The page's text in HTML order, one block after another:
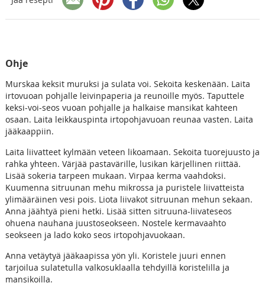
Ohje
Murskaa keksit muruksi ja sulata voi. Sekoita keskenään. Laita
irtovuoan pohjalle leivinpaperia ja reunoille myös. Taputtele
keksi-voi-seos vuoan pohjalle ja halkaise mansikat kahteen
osaan. Laita leikkauspinta irtopohjavuoan reunaa vasten. Laita
jääkaappiin.
Laita liivatteet kylmään veteen likoamaan. Sekoita tuorejuusto ja
rahka yhteen. Värjää pastavärille, lusikan kärjellinen riittää.
Lisää sokeria tarpeen mukaan. Virpaa kerma vaahdoksi.
Kuumenna sitruunan mehu mikrossa ja puristele liivatteista
ylimääräinen vesi pois. Liota liivakot sitruunan mehun sekaan.
Anna jäähtyä pieni hetki. Lisää sitten sitruuna-liivateseos
ohuena nauhana juustoseokseen. Nostele kermavaahto
seokseen ja lado koko seos irtopohjavuokaan.
Anna vetäytyä jääkaapissa yön yli. Koristele juuri ennen
tarjoilua sulatetulla valkosuklaalla tehdyillä koristelilla ja
mansikoilla.